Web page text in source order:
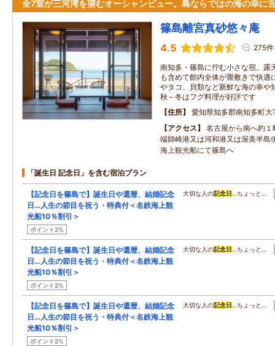
全7室が三河湾を望むオーシャンビュー。島ならではの海の幸に
篠島離宮真砂悠々庵
4.5 275件
南知多・篠島に佇む小さな宿。露
も含めて館内全体が畳敷きで快適
やタコ、貝類など新鮮な海の幸や
秋～冬はフグ料理が好評です
住所
愛知県知多郡南知多町
アクセス
名古屋から南へ約
端師崎港又は河和港又は渥美半島
海上観光船にて篠島へ
「誕生日 記念日」を含む宿泊プラン
【記念日を篠島で】誕生日や還暦、結婚記念
日…人生の節目を祝う・特典付＜名鉄海上観
光船10％割引＞
ポイント2%
大切な人の記念日 …ちょっと…
【記念日を篠島で】誕生日や還暦、結婚記念
日…人生の節目を祝う・特典付＜名鉄海上観
光船10％割引＞
ポイント2%
大切な人の記念日 …ちょっと…
【記念日を篠島で】誕生日や還暦、結婚記念
日…人生の節目を祝う・特典付＜名鉄海上観
光船10％割引＞
ポイント2%
大切な人の記念日 …ちょっと…